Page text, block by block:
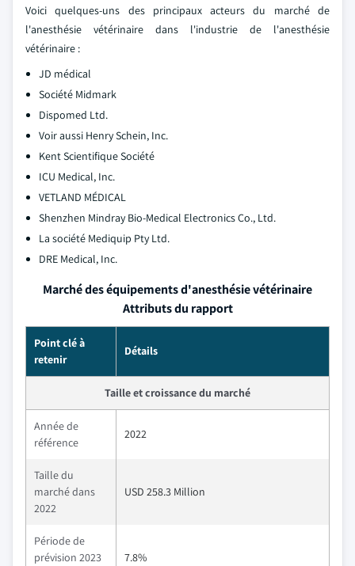
Voici quelques-uns des principaux acteurs du marché de
l'anesthésie vétérinaire dans l'industrie de l'anesthésie
vétérinaire :
JD médical
Société Midmark
Dispomed Ltd.
Voir aussi Henry Schein, Inc.
Kent Scientifique Société
ICU Medical, Inc.
VETLAND MÉDICAL
Shenzhen Mindray Bio-Medical Electronics Co., Ltd.
La société Mediquip Pty Ltd.
DRE Medical, Inc.
Marché des équipements d'anesthésie vétérinaire
Attributs du rapport
Point clé à
retenir
Détails
Taille et croissance du marché
Année de
référence
2022
Taille du
marché dans
2022
USD 258.3 Million
Période de
prévision 2023
7.8%